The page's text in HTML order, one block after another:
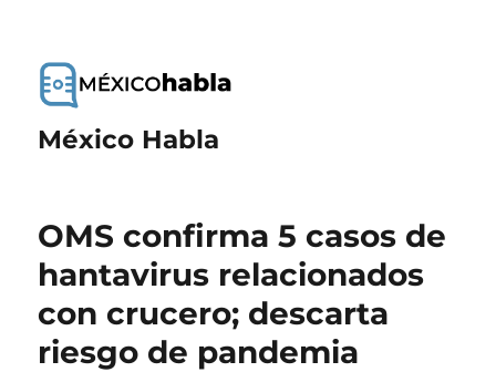
México Habla
OMS confirma 5 casos de
hantavirus relacionados
con crucero; descarta
riesgo de pandemia